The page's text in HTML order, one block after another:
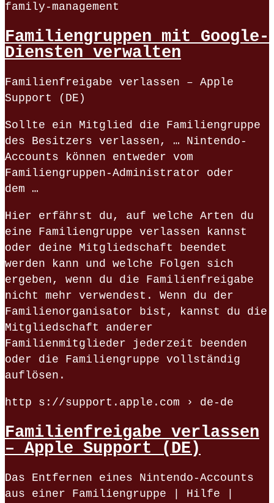
family-management
Familiengruppen mit Google-
Diensten verwalten
Familienfreigabe verlassen – Apple
Support (DE)
Sollte ein Mitglied die Familiengruppe
des Besitzers verlassen, … Nintendo-
Accounts können entweder vom
Familiengruppen-Administrator oder
dem …
Hier erfährst du, auf welche Arten du
eine Familiengruppe verlassen kannst
oder deine Mitgliedschaft beendet
werden kann und welche Folgen sich
ergeben, wenn du die Familienfreigabe
nicht mehr verwendest. Wenn du der
Familienorganisator bist, kannst du die
Mitgliedschaft anderer
Familienmitglieder jederzeit beenden
oder die Familiengruppe vollständig
auflösen.
http s://support.apple.com › de-de
Familienfreigabe verlassen
– Apple Support (DE)
Das Entfernen eines Nintendo-Accounts
aus einer Familiengruppe | Hilfe |